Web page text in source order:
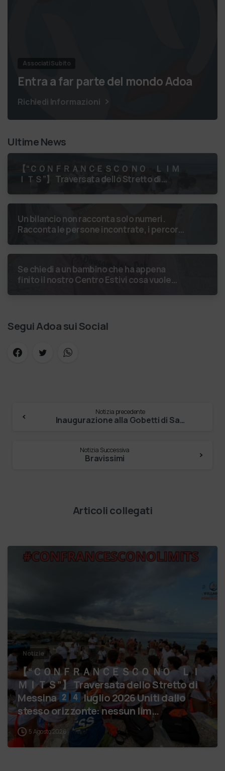
Associati Subito
Entra a far parte del mondo Adoa
Richiedi Informazioni
Ultime News
【 “ＣＯＮＦＲＡＮＣＥＳＣＯ ＮＯ ＬＩＭ
ＩＴＳ”】 Traversata dello Stretto di
Un bilancio non racconta solo numeri.
Racconta le persone incontrate, i percorsi
Se chiedi a un bambino che ha appena
finito il nostro Centro Estivi cosa vuole
Segui Adoa sui Social
Notizia precedente
Inaugurazione alla Gobetti di San Pietro di …
Notizia Successiva
Bravissimi
Articoli collegati
Notizie
【 “ＣＯＮＦＲＡＮＣＥＳＣＯ ＮＯ ＬＩ
ＭＩＴＳ”】 Traversata dello Stretto di
Messina
luglio 2026 Uniti dallo
stesso orizzonte: nessun lim…
5 Agosto 2026